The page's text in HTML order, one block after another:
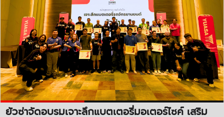
ยัวซ่าจัดอบรมเจาะลึกแบตเตอรี่มอเตอร์ไซค์ เสริม